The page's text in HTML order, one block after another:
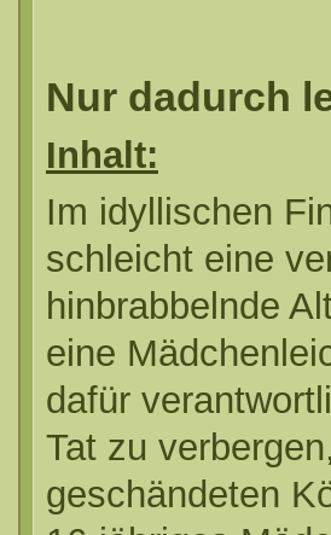
Nur dadurch
Inhalt:
Im idyllischen
schleicht eine
hinbrabbelnde
eine
dafür
Tat zu
geschändeten